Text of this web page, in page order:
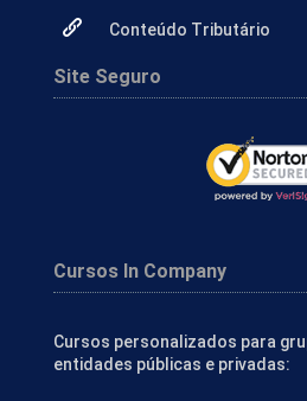
Conteúdo Tributário
Site Seguro
Cursos In Company
Cursos personalizados para
entidades públicas e privadas: